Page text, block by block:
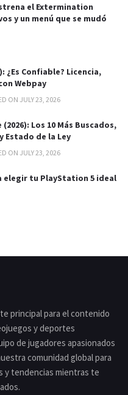
el Extermination
y un menú que se mudó
¿Es Confiable? Licencia,
Webpay
ON JULY 23, 2026
Los 10 Más Buscados,
Estado de la Ley
ON JULY 23, 2026
elegir tu PlayStation 5 ideal
principal para el contenido
y deportes
de jugadores apasionados
comunidad global para
y tendencias mientras te